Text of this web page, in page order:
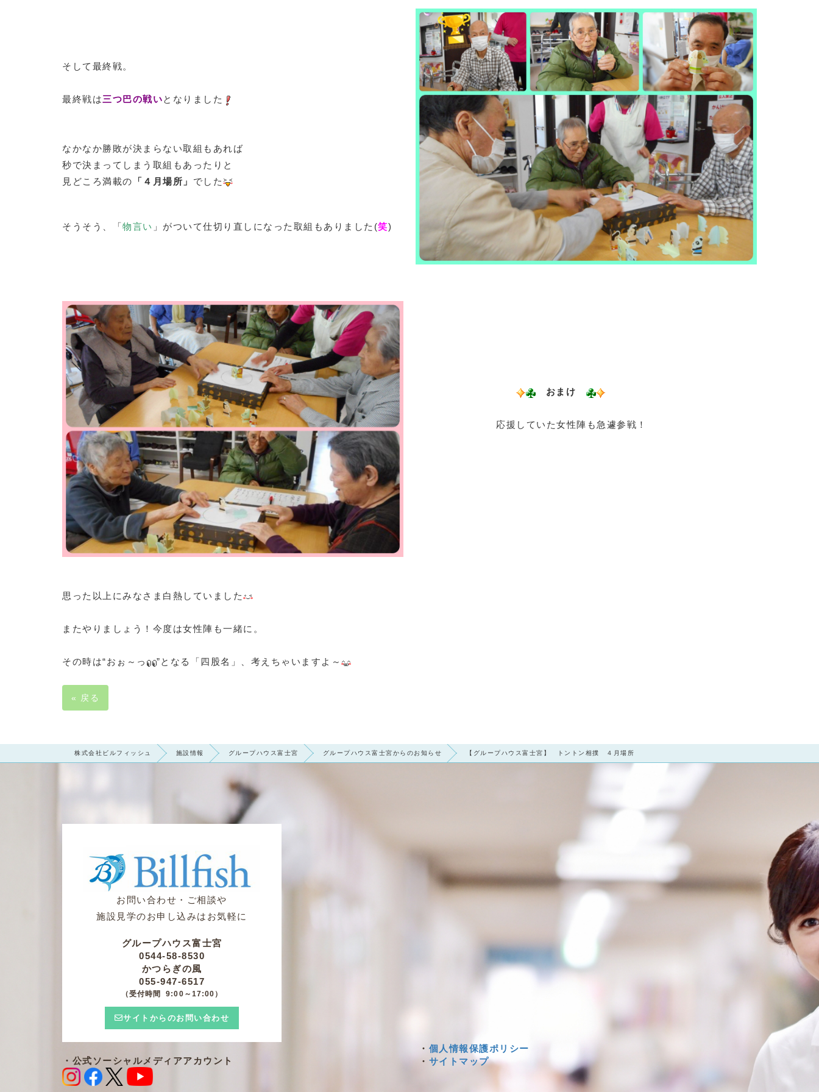
そして最終戦。
最終戦は三つ巴の戦いとなりました
なかなか勝敗が決まらない取組もあれば
秒で決まってしまう取組もあったりと
見どころ満載の 「４月場所」 でした
そうそう、「 物言い 」がついて仕切り直しになった取組もありました(笑)
おまけ
応援していた女性陣も急遽参戦！
思った以上にみなさま白熱していました
またやりましょう！今度は女性陣も一緒に。
その時は“おぉ～っ ”となる「四股名」、考えちゃいますよ～
« 戻る
株式会社ビルフィッシュ 施設情報 グループハウス富士宮 グループハウス富士宮からのお知らせ 【グループハウス富士宮】 トントン相撲 ４月場所
お問い合わせ・ご相談や
施設見学のお申し込みはお気軽に
グループハウス富士宮
0544-58-8530
かつらぎの風
055-947-6517
（受付時間 9:00～17:00）
サイトからのお問い合わせ
・公式ソーシャルメディアアカウント
・ 個人情報保護ポリシー
・ サイトマップ